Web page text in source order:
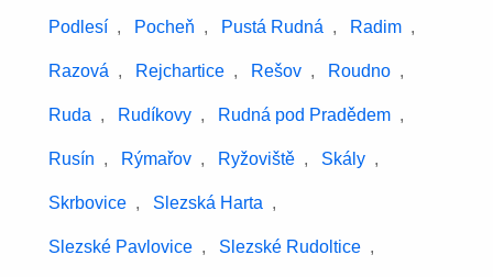
Podlesí , Pocheň , Pustá Rudná , Radim ,
Razová , Rejchartice , Rešov , Roudno ,
Ruda , Rudíkovy , Rudná pod Pradědem ,
Rusín , Rýmařov , Ryžoviště , Skály ,
Skrbovice , Slezská Harta ,
Slezské Pavlovice , Slezské Rudoltice ,